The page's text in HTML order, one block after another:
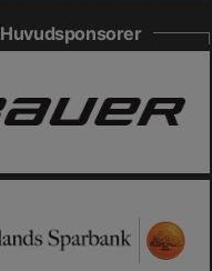
Huvudsponsorer